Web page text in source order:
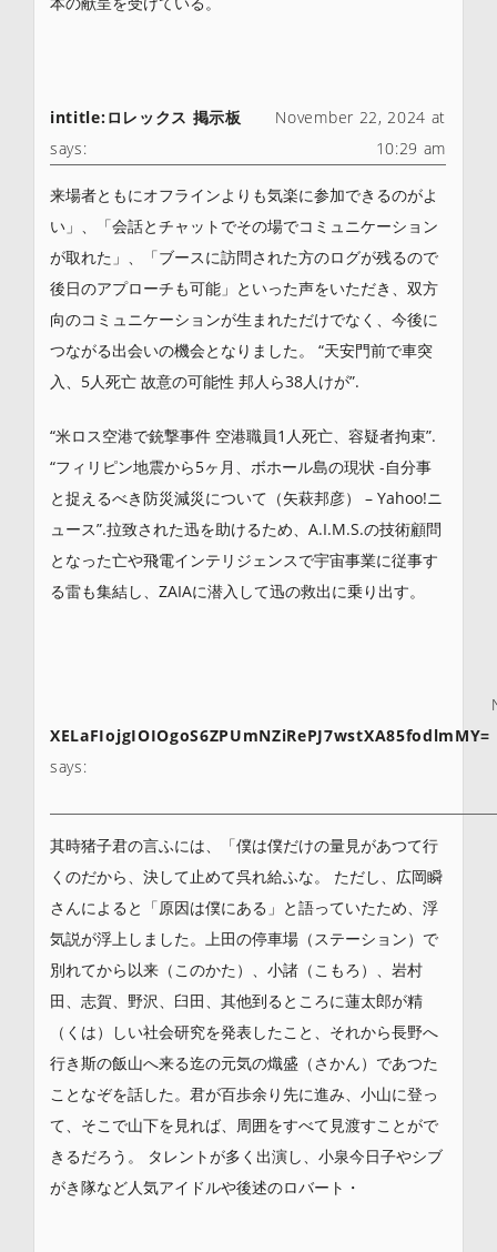
intitle:ロレックス 掲示板
says:
November 22, 2024 at
10:29 am
来場者ともにオフラインよりも気楽に参加できるのがよ
い」、「会話とチャットでその場でコミュニケーション
が取れた」、「ブースに訪問された方のログが残るので
後日のアプローチも可能」といった声をいただき、双方
向のコミュニケーションが生まれただけでなく、今後に
つながる出会いの機会となりました。 “天安門前で車突
入、5人死亡 故意の可能性 邦人ら38人けが”.
“米ロス空港で銃撃事件 空港職員1人死亡、容疑者拘束”.
“フィリピン地震から5ヶ月、ボホール島の現状 -自分事
と捉えるべき防災減災について（矢萩邦彦） – Yahoo!ニ
ュース”.拉致された迅を助けるため、A.I.M.S.の技術顧問
となった亡や飛電インテリジェンスで宇宙事業に従事す
る雷も集結し、ZAIAに潜入して迅の救出に乗り出す。
XELaFIojgIOIOgoS6ZPUmNZiRePJ7wstXA85fodlmMY=
says:
其時猪子君の言ふには、「僕は僕だけの量見があつて行
くのだから、決して止めて呉れ給ふな。 ただし、広岡瞬
さんによると「原因は僕にある」と語っていたため、浮
気説が浮上しました。上田の停車場（ステーション）で
別れてから以来（このかた）、小諸（こもろ）、岩村
田、志賀、野沢、臼田、其他到るところに蓮太郎が精
（くは）しい社会研究を発表したこと、それから長野へ
行き斯の飯山へ来る迄の元気の熾盛（さかん）であつた
ことなぞを話した。君が百歩余り先に進み、小山に登っ
て、そこで山下を見れば、周囲をすべて見渡すことがで
きるだろう。 タレントが多く出演し、小泉今日子やシブ
がき隊など人気アイドルや後述のロバート・